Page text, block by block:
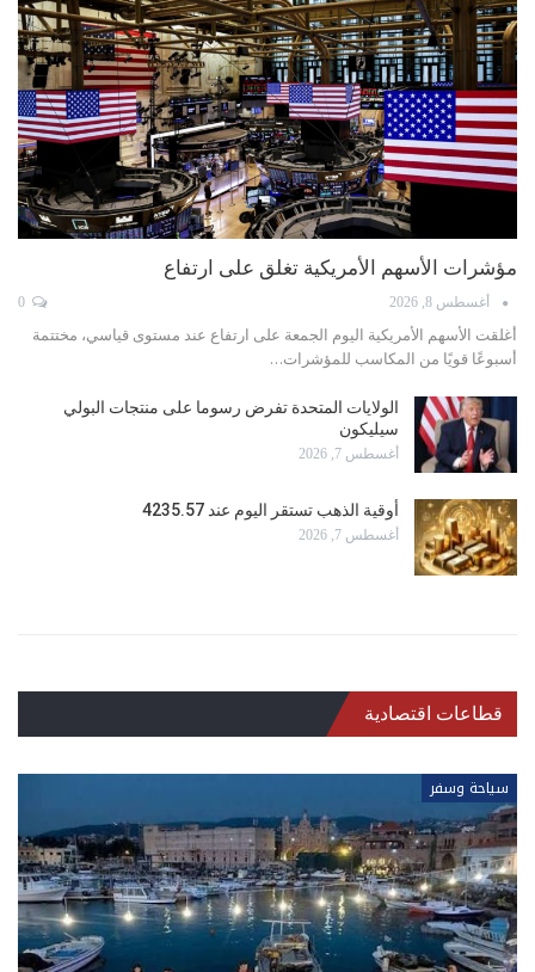
مؤشرات الأسهم الأمريكية تغلق على ارتفاع
أغسطس 8, 2026
أغلقت الأسهم ‌الأمريكية اليوم الجمعة على ارتفاع عند مستوى قياسي، مختتمة
أسبوعًا قويًا من المكاسب للمؤشرات…
الولايات المتحدة تفرض رسوما على منتجات البولي
سيليكون
أغسطس 7, 2026
أوقية الذهب تستقر اليوم عند 4235.57
أغسطس 7, 2026
قطاعات اقتصادية
سياحة وسفر